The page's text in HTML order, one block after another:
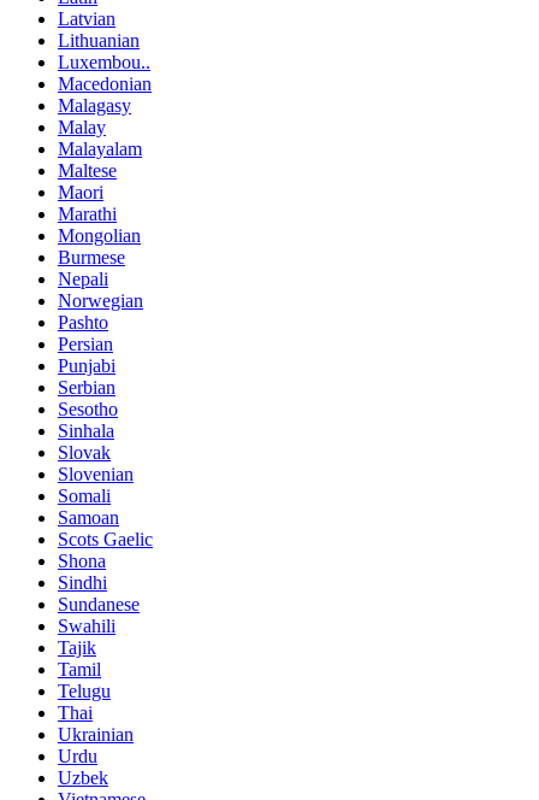
Latvian
Lithuanian
Luxembou..
Macedonian
Malagasy
Malay
Malayalam
Maltese
Maori
Marathi
Mongolian
Burmese
Nepali
Norwegian
Pashto
Persian
Punjabi
Serbian
Sesotho
Sinhala
Slovak
Slovenian
Somali
Samoan
Scots Gaelic
Shona
Sindhi
Sundanese
Swahili
Tajik
Tamil
Telugu
Thai
Ukrainian
Urdu
Uzbek